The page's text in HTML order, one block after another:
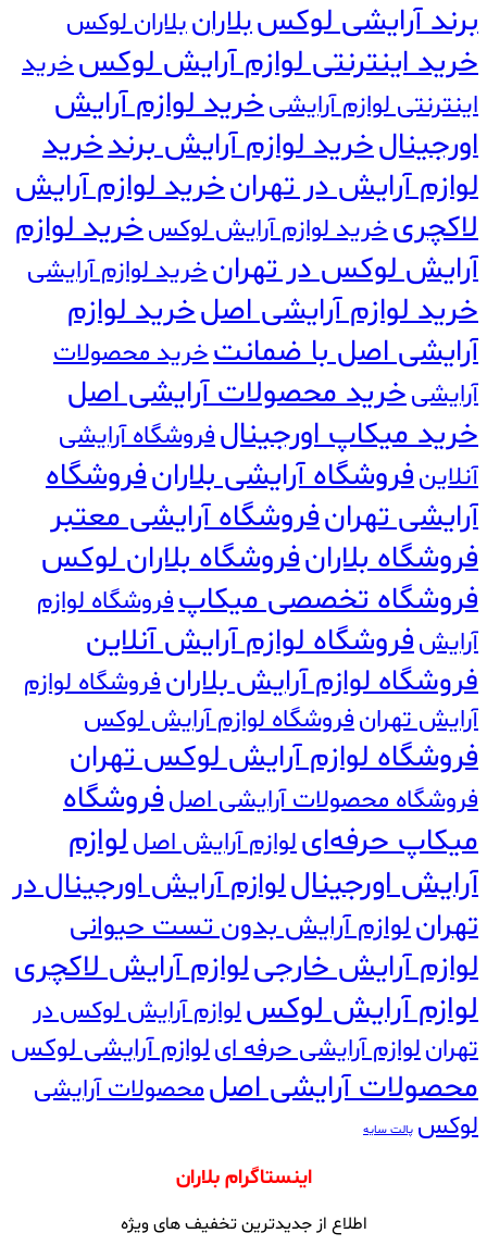
برند آرایشی لوکسبلارانبلاران لوکس
خرید اینترنتی لوازم آرایش لوکسخرید
اینترنتی لوازم آرایشیخرید لوازم آرایش
اورجینالخرید لوازم آرایش برندخرید
لوازم آرایش در تهرانخرید لوازم آرایش
لاکچریخرید لوازم آرایش لوکسخرید لوازم
آرایش لوکس در تهرانخرید لوازم آرایشی
خرید لوازم آرایشی اصلخرید لوازم
آرایشی اصل با ضمانتخرید محصولات
آرایشیخرید محصولات آرایشی اصل
خرید میکاپ اورجینالفروشگاه آرایشی
آنلاینفروشگاه آرایشی بلارانفروشگاه
آرایشی تهرانفروشگاه آرایشی معتبر
فروشگاه بلارانفروشگاه بلاران لوکس
فروشگاه تخصصی میکاپفروشگاه لوازم
آرایشفروشگاه لوازم آرایش آنلاین
فروشگاه لوازم آرایش بلارانفروشگاه لوازم
آرایش تهرانفروشگاه لوازم آرایش لوکس
فروشگاه لوازم آرایش لوکس تهران
فروشگاه محصولات آرایشی اصلفروشگاه
میکاپ حرفه‌ایلوازم آرایش اصللوازم
آرایش اورجیناللوازم آرایش اورجینال در
تهرانلوازم آرایش بدون تست حیوانی
لوازم آرایش خارجیلوازم آرایش لاکچری
لوازم آرایش لوکسلوازم آرایش لوکس در
تهرانلوازم آرایشی حرفه ایلوازم آرایشی لوکس
محصولات آرایشی اصلمحصولات آرایشی
لوکس پالت سایه
اینستاگرام بلاران
اطلاع از جدیدترین تخفیف های ویژه